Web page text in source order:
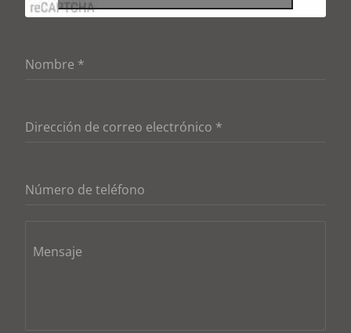
Nombre *
Dirección de correo electrónico *
Número de teléfono
Mensaje